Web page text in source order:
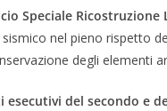
Speciale Ricostruzione
nel pieno rispetto
degli elementi
esecutivi del secondo e